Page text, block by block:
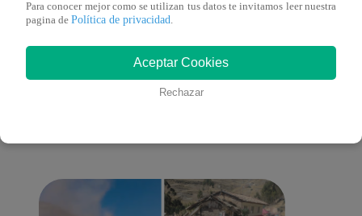
También te puede
Para conocer mejor como se utilizan tus datos te invitamos leer nuestra
pagina de Política de privacidad
Aceptar Cookies
Rechazar